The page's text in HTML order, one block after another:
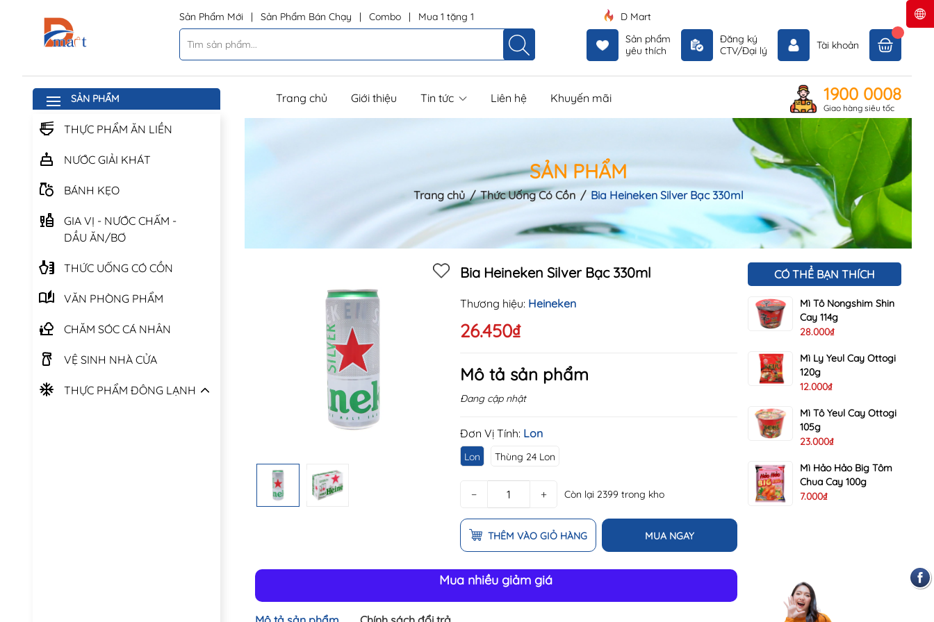
Sản Phẩm Mới | Sản Phẩm Bán Chạy | Combo | Mua 1 tặng 1
D Mart
Sản phẩm
yêu thích
Đăng ký
CTV/Đại lý
Tài khoản
SẢN PHẨM
THỰC PHẨM ĂN LIỀN
NƯỚC GIẢI KHÁT
BÁNH KẸO
GIA VỊ - NƯỚC CHẤM -
DẦU ĂN/BƠ
THỨC UỐNG CÓ CỒN
VĂN PHÒNG PHẨM
CHĂM SÓC CÁ NHÂN
VỆ SINH NHÀ CỬA
THỰC PHẨM ĐÔNG LẠNH
Trang chủ Giới thiệu Tin tức Liên hệ Khuyến mãi 1900 0008
Giao hàng siêu tốc
SẢN PHẨM
Trang chủ / Thức Uống Có Cồn / Bia Heineken Silver Bạc 330ml
Bia Heineken Silver Bạc 330ml
Thương hiệu: Heineken
26.450₫
Mô tả sản phẩm
Đang cập nhật
Đơn Vị Tính: Lon
Lon Thùng 24 Lon
− + Còn lại 2399 trong kho
THÊM VÀO GIỎ HÀNG MUA NGAY
Mua nhiều giảm giá
CÓ THỂ BẠN THÍCH
Mì Tô Nongshim Shin
Cay 114g
28.000₫
Mì Ly Yeul Cay Ottogi
120g
12.000₫
Mì Tô Yeul Cay Ottogi
105g
23.000₫
Mì Hảo Hảo Big Tôm
Chua Cay 100g
7.000₫